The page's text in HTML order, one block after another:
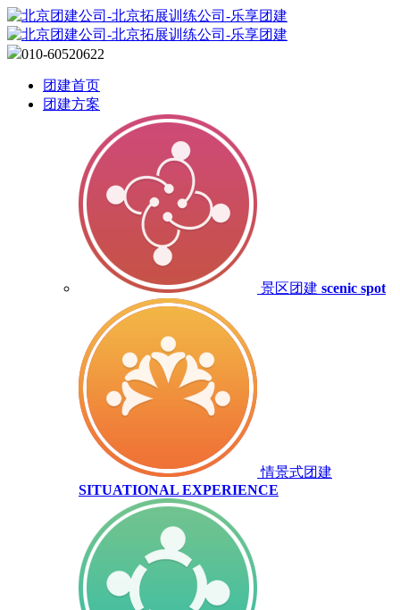
010-60520622
团建首页
团建方案
景区团建 scenic spot
情景式团建
SITUATIONAL EXPERIENCE